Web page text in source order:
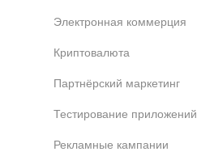
Электронная коммерция
Криптовалюта
Партнёрский маркетинг
Тестирование приложений
Рекламные кампании